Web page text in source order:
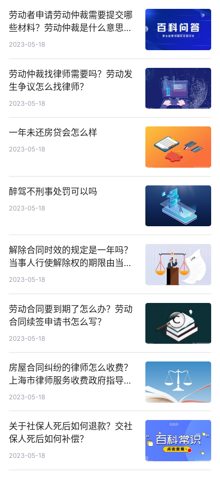
劳动者申请劳动仲裁需要提交哪
些材料？劳动仲裁是什么意思？
劳动仲裁需要多久？
2023-05-18
劳动仲裁找律师需要吗？劳动发
生争议怎么找律师？
2023-05-18
一年未还房贷会怎么样
2023-05-18
醉驾不刑事处罚可以吗
2023-05-18
解除合同时效的规定是一年吗？
当事人行使解除权的期限由当事
人约定吗？
2023-05-18
劳动合同要到期了怎么办？劳动
合同续签申请书怎么写？
2023-05-18
房屋合同纠纷的律师怎么收费？
上海市律师服务收费政府指导价
标准介绍
2023-05-18
关于社保人死后如何退款？交社
保人死后如何补偿？
2023-05-18